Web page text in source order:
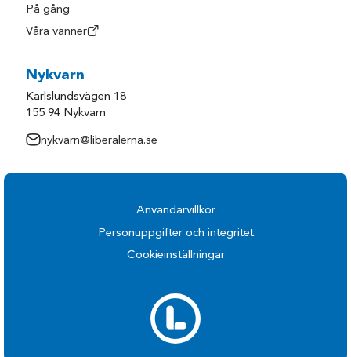
På gång
Våra vänner
Nykvarn
Karlslundsvägen 18
155 94 Nykvarn
nykvarn@liberalerna.se
Användarvillkor
Personuppgifter och integritet
Cookieinställningar